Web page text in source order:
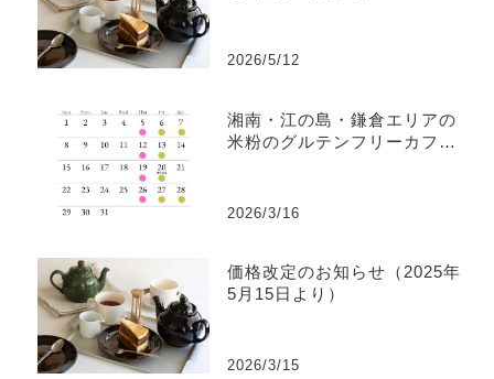
2026/5/12
湘南・江の島・鎌倉エリアの
米粉のグルテンフリーカフェ
2026/3/16
価格改定のお知らせ（2025年
5月15日より）
2026/3/15